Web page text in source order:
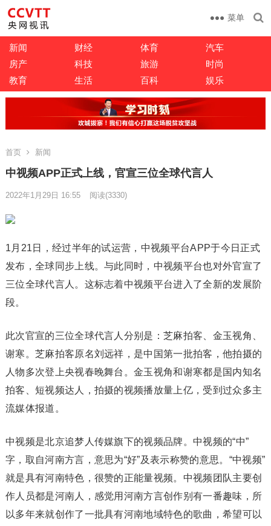
菜单
新闻 财经 体育
汽车
房产
科技 旅游
时尚
教育
生活 百科 娱乐
首页 新闻
中视频APP正式上线，官宣三位全球代言人
2022年1月29日 16:55 阅读(3330)
1月21日，经过半年的试运营，中视频平台APP于今日正式
发布，全球同步上线。与此同时，中视频平台也对外官宣了
三位全球代言人。这标志着中视频平台进入了全新的发展阶
段。
此次官宣的三位全球代言人分别是：芝麻拍客、金玉视角、
谢寒。芝麻拍客原名刘远祥，是中国第一批拍客，他拍摄的
人物多次登上央视春晚舞台。金玉视角和谢寒都是国内知名
拍客、短视频达人，拍摄的视频播放量上亿，受到过众多主
流媒体报道。
中视频是北京追梦人传媒旗下的视频品牌。中视频的“中”
字，取自河南方言，意思为“好”及表示称赞的意思。“中视频”
就是具有河南特色，很赞的正能量视频。中视频团队主要创
作人员都是河南人，感觉用河南方言创作别有一番趣味，所
以多年来就创作了一批具有河南地域特色的歌曲，希望可以